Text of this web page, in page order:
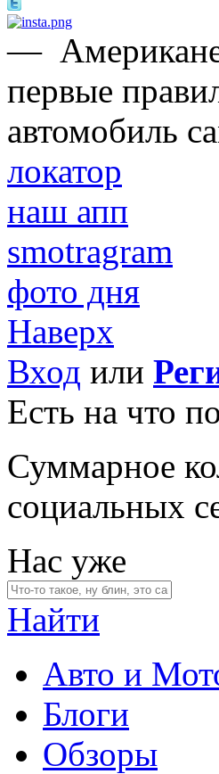
—
первые
автомобиль
локатор
наш апп
smotragram
фото дня
Наверх
Вход или
Есть на что
Суммарное
социальных
Нас уже
Найти
Авто и
Блоги
Обзоры